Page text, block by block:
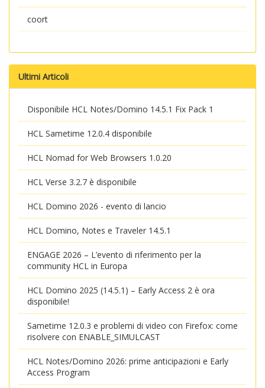
coort
Ultimi Articoli
Disponibile HCL Notes/Domino 14.5.1 Fix Pack 1
HCL Sametime 12.0.4 disponibile
HCL Nomad for Web Browsers 1.0.20
HCL Verse 3.2.7 è disponibile
HCL Domino 2026 - evento di lancio
HCL Domino, Notes e Traveler 14.5.1
ENGAGE 2026 – L’evento di riferimento per la
community HCL in Europa
HCL Domino 2025 (14.5.1) – Early Access 2 è ora
disponibile!
Sametime 12.0.3 e problemi di video con Firefox: come
risolvere con ENABLE_SIMULCAST
HCL Notes/Domino 2026: prime anticipazioni e Early
Access Program